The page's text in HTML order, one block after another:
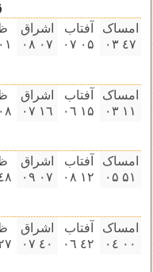
امساک
٤٧ ۰۳
آفتاب
۰۵ ۰٧
اشراق
۰٧ ۰٨
۰۱ ۱۵
امساک
۱۱ ۰۳
آفتاب
۱۵ ۰٦
اشراق
۱٦ ۰٧
۰٨ ۱٤
امساک
۵۱ ۰۵
آفتاب
۱۲ ۰٨
اشراق
۰٧ ۰٩
٤٨
امساک
۰۰ ۰٤
آفتاب
٤۲ ۰٦
اشراق
٤۰ ۰٧
۲٧